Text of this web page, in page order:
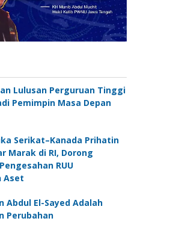
Lulusan Perguruan Tinggi
Pemimpin Masa Depan
Serikat–Kanada Prihatin
Marak di RI, Dorong
RUU
Aset
Abdul El-Sayed Adalah
Perubahan